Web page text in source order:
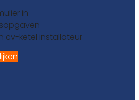
in
cv-ketel installateur